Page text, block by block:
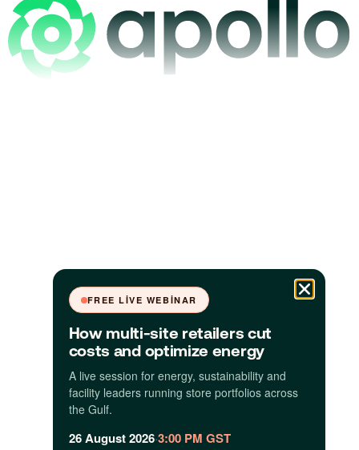
FREE LIVE WEBINAR
How multi-site retailers cut
costs and optimize energy
A live session for energy, sustainability and
facility leaders running store portfolios across
the Gulf.
26 August 2026·3:00 PM GST